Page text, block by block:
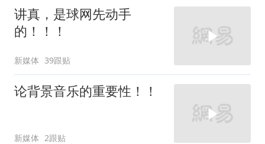
讲真，是球网先动手
的！！！
新媒体 39跟贴
论背景音乐的重要性！！
新媒体 2跟贴